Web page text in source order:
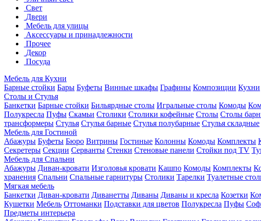
Свет
Двери
Мебель для улицы
Аксессуары и принадлежности
Прочее
Декор
Посуда
Мебель для Кухни
Барные стойки Бары Буфеты Винные шкафы Графины Композиции Кухни
Столы и Стулья
Банкетки Барные стойки Бильярдные столы Игральные столы Комоды
Полукресла Пуфы Скамьи Столики Столики кофейные Столы Столы
трансформеры Стулья Стулья барные Стулья полубарные Стулья складные
Мебель для Гостиной
Абажуры Буфеты Бюро Витрины Гостиные Колонны Комоды Комплекты
Секретеры Секции Серванты Стенки Стеновые панели Стойки под TV
Мебель для Спальни
Абажуры Диван-кровати Изголовья кровати Кашпо Комоды Комплекты
хранения Спальни Спальные гарнитуры Столики Тарелки Туалетные
Мягкая мебель
Банкетки Диван-кровати Диванетты Диваны Диваны и кресла Козетки
Кушетки Мебель Оттоманки Подставки для цветов Полукресла Пуфы
Предметы интерьера